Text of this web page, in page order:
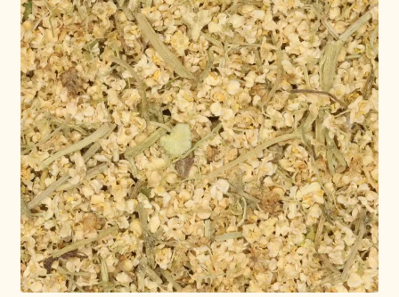
We zijn verhuisd!
Webwinkel
Welcome to our Tea Wholesale business!
Willkommen in unserem Teegroßhandel!
Winkelwagen